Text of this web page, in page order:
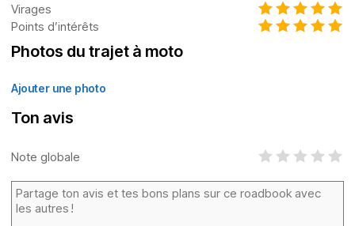
Virages
Points d’intérêts
Photos du trajet à moto
Ajouter une photo
Ton avis
Note globale